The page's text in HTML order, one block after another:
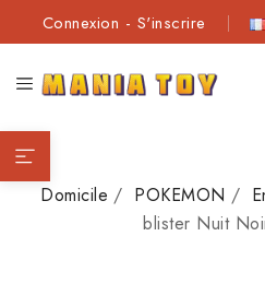
Connexion - S'inscrire
Domicile POKEMON
blister Nuit